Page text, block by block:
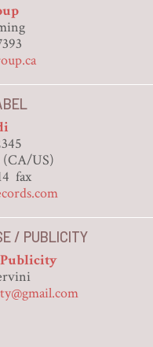
(CA/US)
fax
/ PUBLICITY
Publicity